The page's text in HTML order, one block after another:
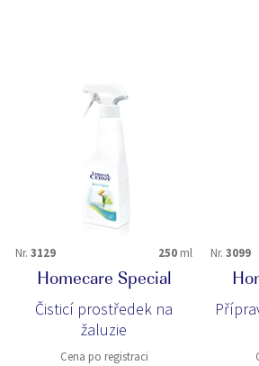
Nr. 3129 250 ml
Homecare Special
Čisticí prostředek na
žaluzie
Cena po registraci
Nr. 3099